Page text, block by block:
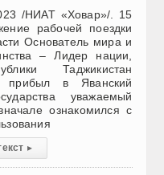
/НИАТ «Ховар»/. 15
рабочей поездки
Основатель мира и
– Лидер нации,
Таджикистан
в Яванский
уважаемый
ознакомился с
▸